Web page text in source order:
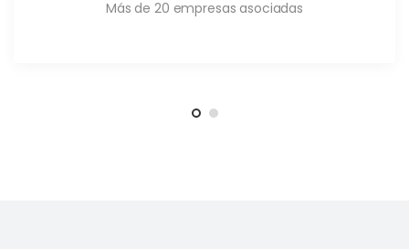
Más de 20 empresas asociadas